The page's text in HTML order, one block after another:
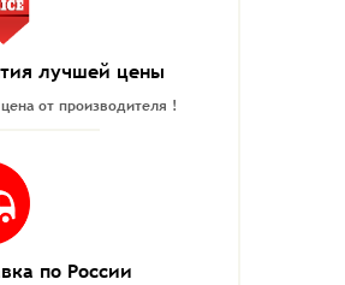
лучшей цены
от производителя !
по России